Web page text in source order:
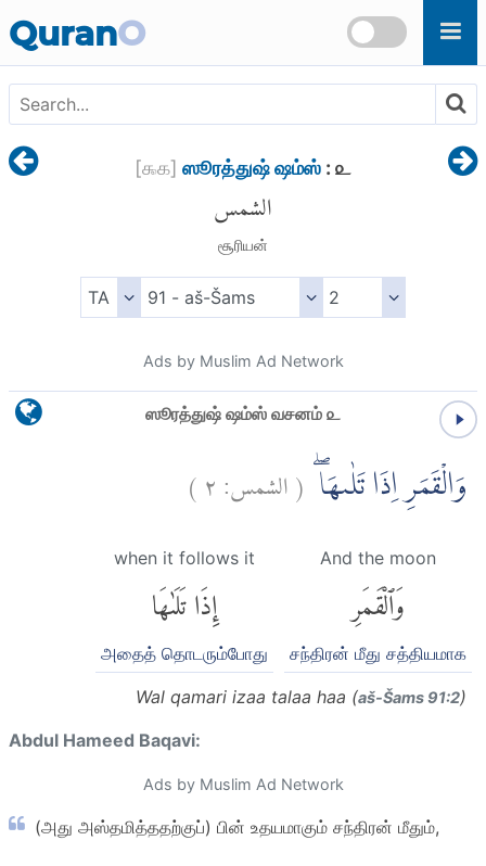
QuranO
[௯௧] ஸூரத்துஷ் ஷம்ஸ்: ௨
الشمس
சூரியன்
Ads by Muslim Ad Network
ஸூரத்துஷ் ஷம்ஸ் வசனம் ௨
وَالْقَمَرِ اِذَا تَلٰىهَاۖ (الشمس:٢)
And the moon
وَٱلْقَمَرِ
சந்திரன் மீது சத்தியமாக
when it follows it
إِذَا تَلَىٰهَا
அதைத் தொடரும்போது
Wal qamari izaa talaa haa (aš-Šams 91:2)
Abdul Hameed Baqavi:
Ads by Muslim Ad Network
(அது அஸ்தமித்ததற்குப்) பின் உதயமாகும் சந்திரன் மீதும்,